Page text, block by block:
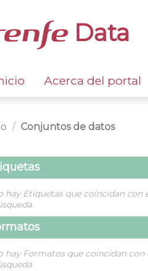
Data
Acerca del portal
Conjuntos de datos
hay Etiquetas que coincidan con
hay Formatos que coincidan con